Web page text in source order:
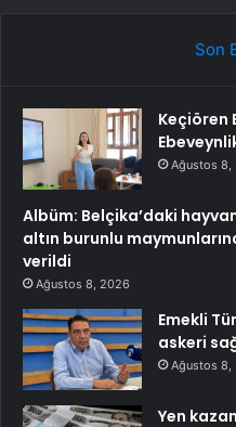
Son
Keçiören
Ağustos 8,
Albüm: Belçika’daki
altın burunlu
verildi
Ağustos 8, 2026
Emekli
askeri
Ağustos 8,
Yen